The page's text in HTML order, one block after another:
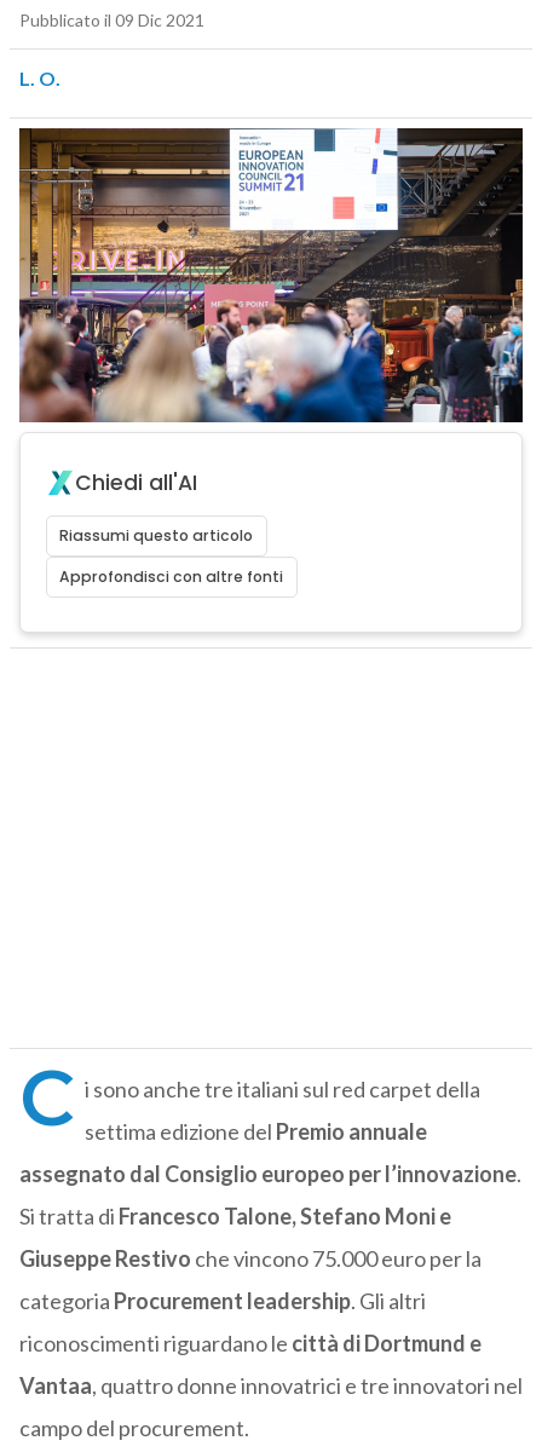
Pubblicato il 09 Dic 2021
L. O.
Chiedi all'AI
Riassumi questo articolo
Approfondisci con altre fonti
C i sono anche tre italiani sul red carpet della
settima edizione del Premio annuale
assegnato dal Consiglio europeo per l’innovazione.
Si tratta di Francesco Talone, Stefano Moni e
Giuseppe Restivo che vincono 75.000 euro per la
categoria Procurement leadership. Gli altri
riconoscimenti riguardano le città di Dortmund e
Vantaa, quattro donne innovatrici e tre innovatori nel
campo del procurement.